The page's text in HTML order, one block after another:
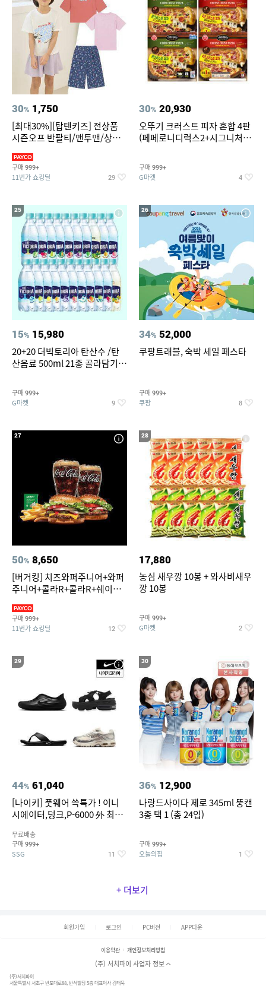
30% 1,750
[최대30%][탑텐키즈] 전상품
시즌오프 반팔티/맨투맨/상하
구매 999+
11번가 쇼킹딜 29
30% 20,930
오뚜기 크러스트 피자 혼합 4판
(페페로니디럭스2+시그니처익
구매 999+
G마켓 4
25
15% 15,980
20+20 더빅토리아 탄산수 /탄
산음료 500ml 21종 골라담기
구매 999+
G마켓 9
26
34% 52,000
쿠팡트래블, 숙박 세일 페스타
구매 999+
쿠팡 8
27
50% 8,650
[버거킹] 치즈와퍼주니어+와퍼
주니어+콜라R+콜라R+쉐이킹
구매 999+
11번가 쇼킹딜 12
28
17,880
농심 새우깡 10봉 + 와사비새우
깡 10봉
구매 999+
G마켓 2
29
44% 61,040
[나이키] 풋웨어 쓱특가 ! 이니
시에이터,덩크,P-6000 外 최대
무료배송
구매 999+
SSG 11
30
36% 12,900
나랑드사이다 제로 345ml 뚱캔
3종 택 1 (총 24입)
구매 999+
오늘의집 1
+ 더보기
회원가입 로그인 PC버전 APP다운
이용약관 개인정보처리방침
(주) 서치파이 사업자 정보
(주)서치파이
서울특별시 서초구 반포대로88, 반석빌딩 5층 대표이사 김태묵